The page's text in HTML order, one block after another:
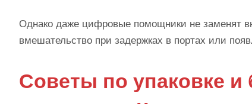
Однако даже цифровые помощники не заменят
вмешательство при задержках в портах или
Советы по упаковке и